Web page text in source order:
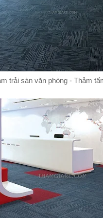
trải sàn văn phòng - Thảm